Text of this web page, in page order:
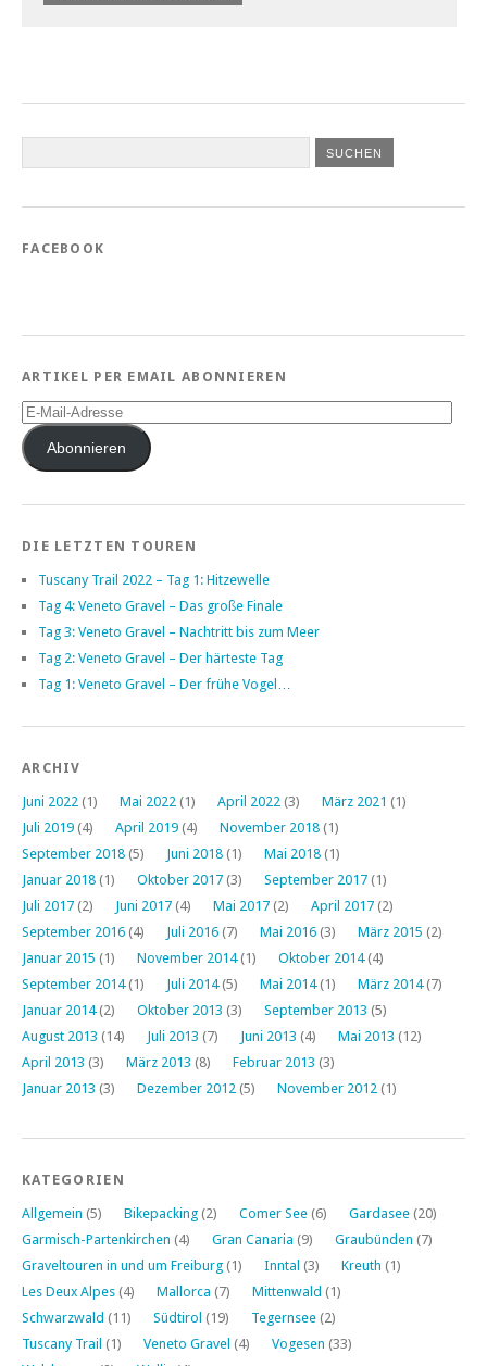
FACEBOOK
ARTIKEL PER EMAIL ABONNIEREN
E-
Mail-
AdresseAbonnieren
DIE LETZTEN TOUREN
Tuscany Trail 2022 – Tag 1: Hitzewelle
Tag 4: Veneto Gravel – Das große Finale
Tag 3: Veneto Gravel – Nachtritt bis zum Meer
Tag 2: Veneto Gravel – Der härteste Tag
Tag 1: Veneto Gravel – Der frühe Vogel…
ARCHIV
Juni 2022 (1) Mai 2022 (1) April 2022 (3) März 2021 (1)
Juli 2019 (4) April 2019 (4) November 2018 (1)
September 2018 (5) Juni 2018 (1) Mai 2018 (1)
Januar 2018 (1) Oktober 2017 (3) September 2017 (1)
Juli 2017 (2) Juni 2017 (4) Mai 2017 (2) April 2017 (2)
September 2016 (4) Juli 2016 (7) Mai 2016 (3) März 2015 (2)
Januar 2015 (1) November 2014(1) Oktober 2014(4)
September 2014(1) Juli 2014(5) Mai 2014(1) März 2014(7)
Januar 2014(2) Oktober 2013 (3) September 2013 (5)
August 2013 (14) Juli 2013 (7) Juni 2013 (4) Mai 2013 (12)
April 2013 (3) März 2013 (8) Februar 2013 (3)
Januar 2013 (3) Dezember 2012 (5) November 2012 (1)
KATEGORIEN
Allgemein (5) Bikepacking (2) Comer See (6) Gardasee (20)
Garmisch-Partenkirchen (4) Gran Canaria (9) Graubünden (7)
Graveltouren in und um Freiburg (1) Inntal (3) Kreuth (1)
Les Deux Alpes (4) Mallorca (7) Mittenwald (1)
Schwarzwald (11) Südtirol (19) Tegernsee (2)
Tuscany Trail (1) Veneto Gravel (4) Vogesen (33)